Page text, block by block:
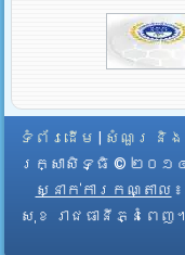
ទំព័រដើម
សំណួរ និង
រក្សាសិទ្ធិ © ២០១៤
ស្នាក់ការកណ្តាល
សុខ រាជធានីភ្នំពេ